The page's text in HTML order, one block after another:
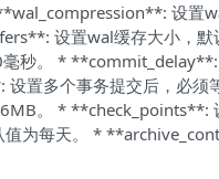
设置
设置wal缓存大小，
秒。 *
置多个事务提交后，必须
。 * **check_points**:
为每天。 *